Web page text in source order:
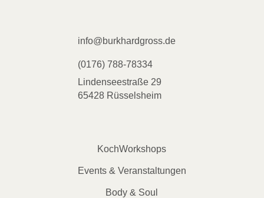
info@burkhardgross.de
(0176) 788-78334
Lindenseestraße 29
65428 Rüsselsheim
KochWorkshops
Events & Veranstaltungen
Body & Soul